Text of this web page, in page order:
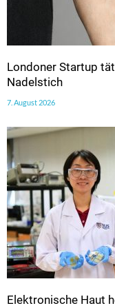
Londoner Startup
Nadelstich
7. August 2026
Elektronische Haut